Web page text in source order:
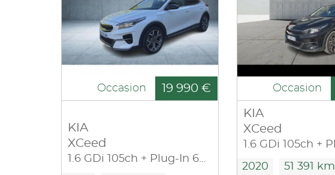
Occasion 19 990 €
KIA
XCeed
1.6 GDi 105ch + Plug-In 60.5ch Design DCT6 MY22
Occasion
KIA
XCeed
2020 51 391 km